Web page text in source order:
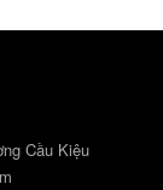
Cầu Kiệu